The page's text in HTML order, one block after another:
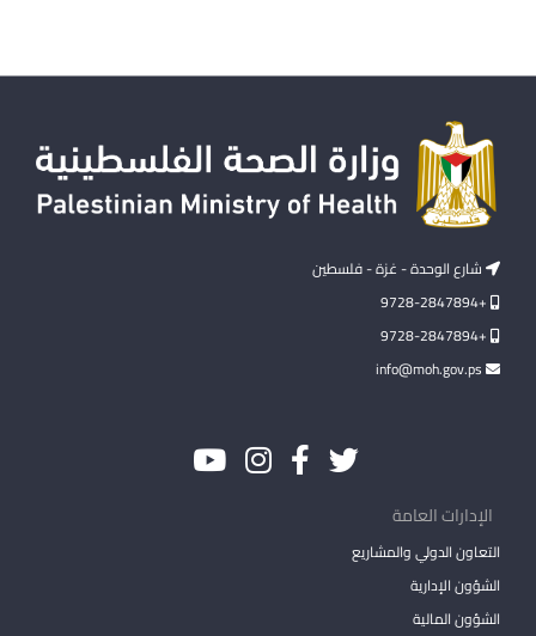
شارع الوحدة - غزة - فلسطين
+9728-2847894
+9728-2847894
الإدارات العامة
التعاون الدولي والمشاريع
الشؤون الإدارية
الشؤون المالية